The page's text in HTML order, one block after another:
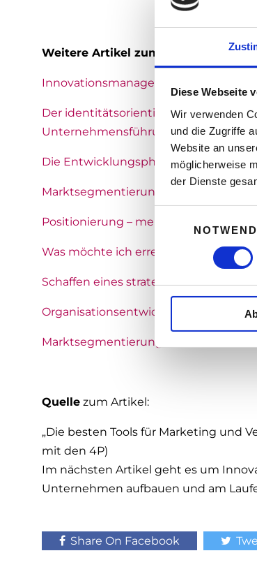
Diese Webseite
Wir verwenden
und die Zugriffe
Website an
möglicherweise
der Dienste
n
i
l
g
a
s
l
Weitere Artikel zum Thema
Innovationsmanagement: Wie
Der identitätsorientierte Marketing
Unternehmensführung »
Die Entwicklungsphasen eines
Marktsegmentierung: Wie definiere
Positionierung – meine Rolle am Markt
Was möchte ich erreichen und wie
Schaffen eines strategischen
Organisationsentwicklung: Die
Marktsegmentierung: Wie definiere
Quelle zum Artikel:
„Die besten Tools für Marketing und
mit den 4P)
Im nächsten Artikel geht es um
Unternehmen aufbauen und am
Share On Facebook